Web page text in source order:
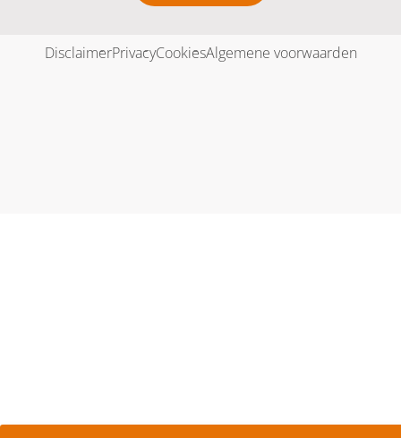
DisclaimerPrivacyCookiesAlgemene voorwaarden